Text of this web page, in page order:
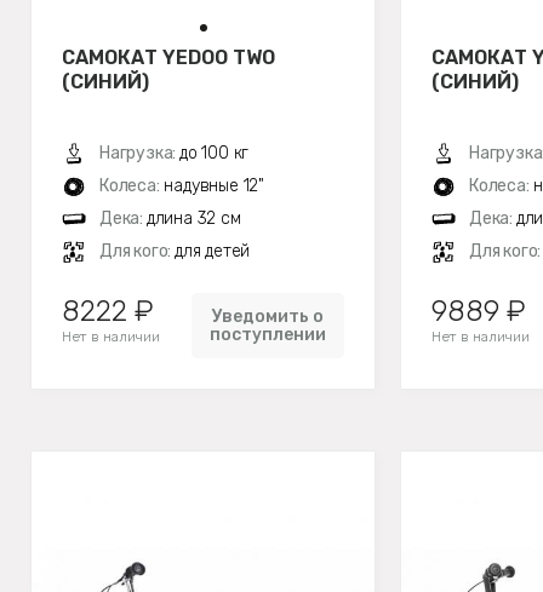
САМОКАТ YEDOO TWO
(СИНИЙ)
Нагрузка: до 100 кг
Колеса: надувные 12"
Дека: длина 32 см
Для кого: для детей
8222 ₽
Нет в наличии
Уведомить о
поступлении
САМОКАТ
(СИНИЙ)
Колеса:
Дека:
Для кого:
9889 ₽
Нет в наличии